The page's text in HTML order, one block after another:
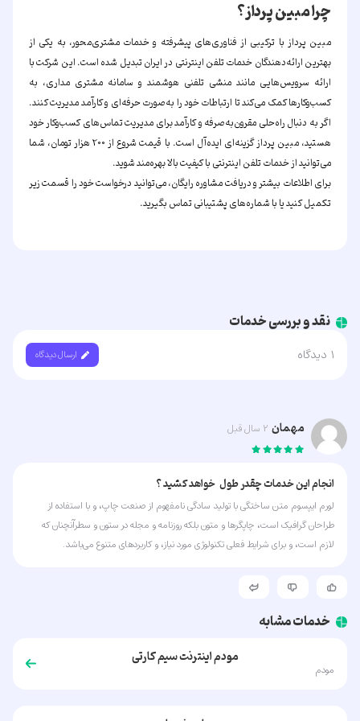
چرا مبین پرداز؟
مبین پرداز با ترکیبی از فناوری‌های پیشرفته و خدمات مشتری‌محور، به یکی از
بهترین ارائه‌دهندگان خدمات تلفن اینترنتی در ایران تبدیل شده است. این شرکت با
ارائه سرویس‌هایی مانند منشی تلفنی هوشمند و سامانه مشتری مداری، به
کسب‌وکارها کمک می‌کند تا ارتباطات خود را به‌صورت حرفه‌ای و کارآمد مدیریت کنند.
اگر به دنبال راه‌حلی مقرون‌به‌صرفه و کارآمد برای مدیریت تماس‌های کسب‌وکار خود
هستید،مبین پرداز
گزینه‌ای ایده‌آل است. با قیمت شروع از 200 هزار تومان، شما
می‌توانید از خدمات تلفن اینترنتی با کیفیت بالا بهره‌مند شوید.
برای اطلاعات بیشتر و دریافت مشاوره رایگان، می‌توانید درخواست خود را قسمت زیر
تکمیل کنید یا با شماره‌های پشتیبانی تماس بگیرید.
نقد و بررسی خدمات
1 دیدگاه ارسال دیدگاه
مهمان 2 سال قبل
انجام این خدمات چقدر طول خواهد کشید ؟
لورم ایپسوم متن ساختگی با تولید سادگی نامفهوم از صنعت چاپ، و با استفاده از
طراحان گرافیک است، چاپگرها و متون بلکه روزنامه و مجله در ستون و سطرآنچنان که
لازم است، و برای شرایط فعلی تکنولوژی مورد نیاز، و کاربردهای متنوع می‌باشد.
خدمات مشابه
مودم اینترنت سیم کارتی
مودم